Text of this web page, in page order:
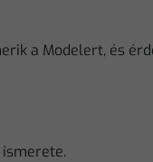
a Modelert, és
ismerete.